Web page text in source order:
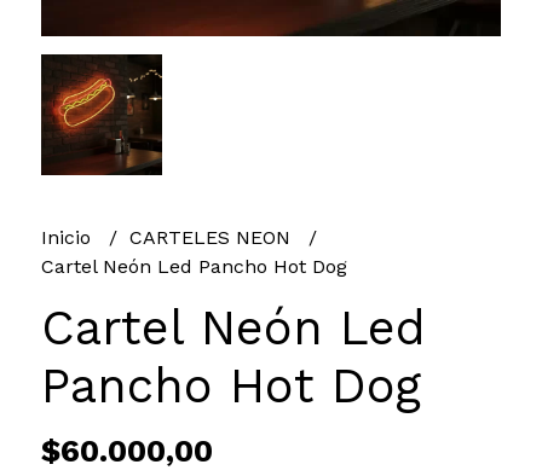
Inicio
CARTELES NEON
Cartel Neón Led Pancho Hot Dog
Cartel Neón Led
Pancho Hot Dog
$60.000,00